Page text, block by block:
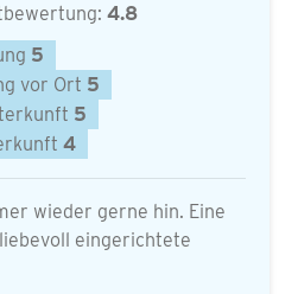
4.8
5
vor Ort 5
5
4
wieder gerne hin. Eine
eingerichtete